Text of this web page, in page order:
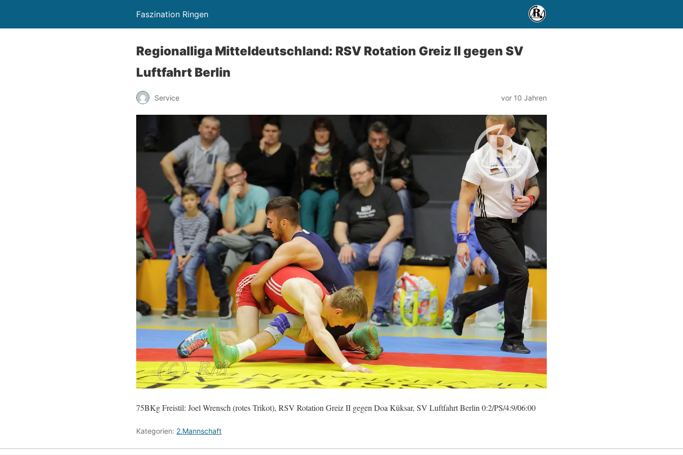
Faszination Ringen
Regionalliga Mitteldeutschland: RSV Rotation Greiz II gegen SV
Luftfahrt Berlin
Service vor 10 Jahren
75BKg Freistil: Joel Wrensch (rotes Trikot), RSV Rotation Greiz II gegen Doa Küksar, SV Luftfahrt Berlin 0:2/PS/4:9/06:00
Kategorien: 2.Mannschaft